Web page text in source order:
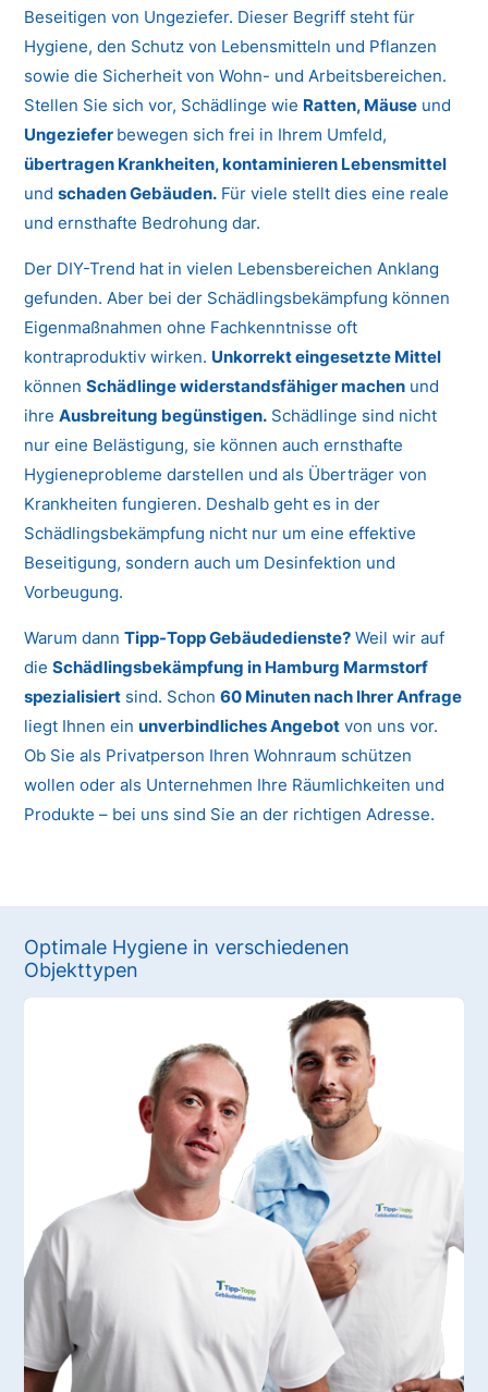
Beseitigen von Ungeziefer. Dieser Begriff steht für
Hygiene, den Schutz von Lebensmitteln und Pflanzen
sowie die Sicherheit von Wohn- und Arbeitsbereichen.
Stellen Sie sich vor, Schädlinge wie Ratten, Mäuse und
Ungeziefer bewegen sich frei in Ihrem Umfeld,
übertragen Krankheiten, kontaminieren Lebensmittel
undschaden Gebäuden. Für viele stellt dies eine reale
und ernsthafte Bedrohung dar.
Der DIY-Trend hat in vielen Lebensbereichen Anklang
gefunden. Aber bei der Schädlingsbekämpfung können
Eigenmaßnahmen ohne Fachkenntnisse oft
kontraproduktiv wirken. Unkorrekt eingesetzte Mittel
könnenSchädlinge widerstandsfähiger machen und
ihreAusbreitung begünstigen. Schädlinge sind nicht
nur eine Belästigung, sie können auch ernsthafte
Hygieneprobleme darstellen und als Überträger von
Krankheiten fungieren. Deshalb geht es in der
Schädlingsbekämpfung nicht nur um eine effektive
Beseitigung, sondern auch um Desinfektion und
Vorbeugung.
Warum dannTipp-Topp Gebäudedienste? Weil wir auf
dieSchädlingsbekämpfung in Hamburg Marmstorf
spezialisiert sind. Schon60 Minuten nach Ihrer Anfrage
liegt Ihnen ein unverbindliches Angebot von uns vor.
Ob Sie als Privatperson Ihren Wohnraum schützen
wollen oder als Unternehmen Ihre Räumlichkeiten und
Produkte – bei uns sind Sie an der richtigen Adresse.
Optimale Hygiene in verschiedenen
Objekttypen